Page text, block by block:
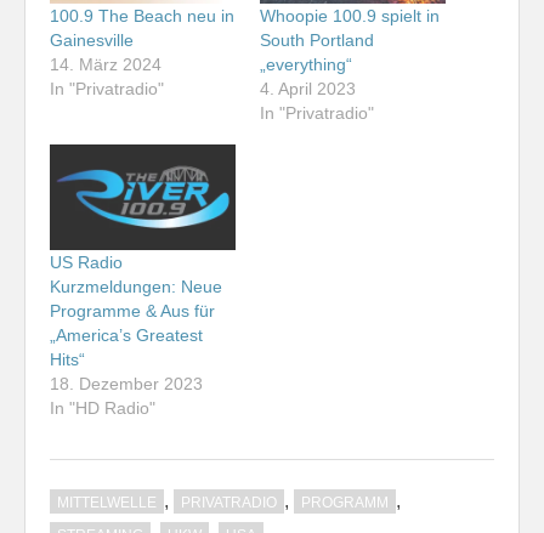
100.9 The Beach neu in
Gainesville
14. März 2024
In "Privatradio"
Whoopie 100.9 spielt in
South Portland
„everything“
4. April 2023
In "Privatradio"
US Radio
Kurzmeldungen: Neue
Programme & Aus für
„America’s Greatest
Hits“
18. Dezember 2023
In "HD Radio"
MITTELWELLE , PRIVATRADIO , PROGRAMM ,